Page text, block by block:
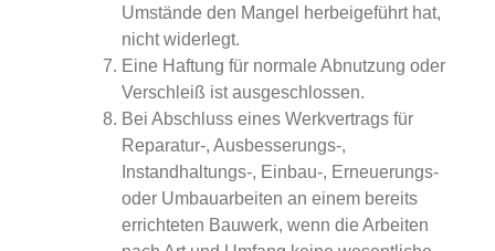
Umstände den Mangel herbeigeführt hat,
nicht widerlegt.
Eine Haftung für normale Abnutzung oder
Verschleiß ist ausgeschlossen.
Bei Abschluss eines Werkvertrags für
Reparatur-, Ausbesserungs-,
Instandhaltungs-, Einbau-, Erneuerungs-
oder Umbauarbeiten an einem bereits
errichteten Bauwerk, wenn die Arbeiten